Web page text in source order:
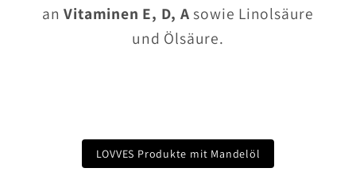
anVitaminen E, D, Asowie Linolsäure
und Ölsäure.
LOVVES Produkte mit Mandelöl